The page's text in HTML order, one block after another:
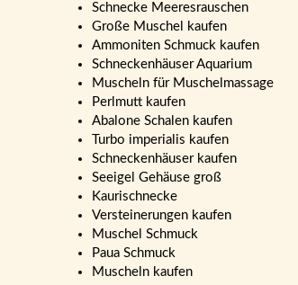
Schnecke Meeresrauschen
Große Muschel kaufen
Ammoniten Schmuck kaufen
Schneckenhäuser Aquarium
Muscheln für Muschelmassage
Perlmutt kaufen
Abalone Schalen kaufen
Turbo imperialis kaufen
Schneckenhäuser kaufen
Seeigel Gehäuse groß
Kaurischnecke
Versteinerungen kaufen
Muschel Schmuck
Paua Schmuck
Muscheln kaufen